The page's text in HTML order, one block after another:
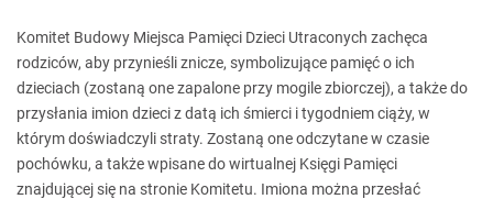
Komitet Budowy Miejsca Pamięci Dzieci Utraconych zachęca
rodziców, aby przynieśli znicze, symbolizujące pamięć o ich
dzieciach (zostaną one zapalone przy mogile zbiorczej), a także do
przysłania imion dzieci z datą ich śmierci i tygodniem ciąży, w
którym doświadczyli straty. Zostaną one odczytane w czasie
pochówku, a także wpisane do wirtualnej Księgi Pamięci
znajdującej się na stronie Komitetu. Imiona można przesłać